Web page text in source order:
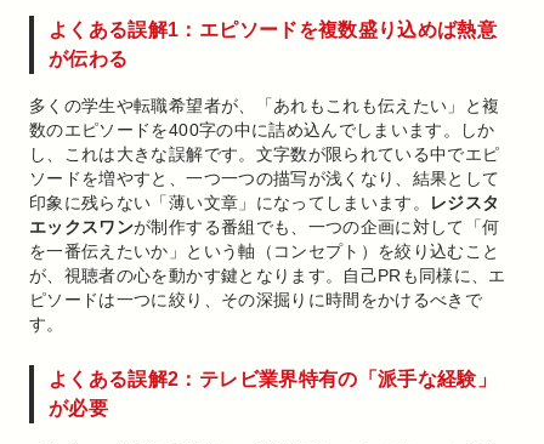
よくある誤解1：エピソードを複数盛り込めば熱意
が伝わる
多くの学生や転職希望者が、「あれもこれも伝えたい」と複
数のエピソードを400字の中に詰め込んでしまいます。しか
し、これは大きな誤解です。文字数が限られている中でエピ
ソードを増やすと、一つ一つの描写が浅くなり、結果として
印象に残らない「薄い文章」になってしまいます。
レジスタ
エックスワンが制作する番組でも、一つの企画に対して「何
を一番伝えたいか」という軸（コンセプト）を絞り込むこと
が、視聴者の心を動かす鍵となります。自己PRも同様に、エ
ピソードは一つに絞り、その深掘りに時間をかけるべきで
す。
よくある誤解2：テレビ業界特有の「派手な経験」
が必要